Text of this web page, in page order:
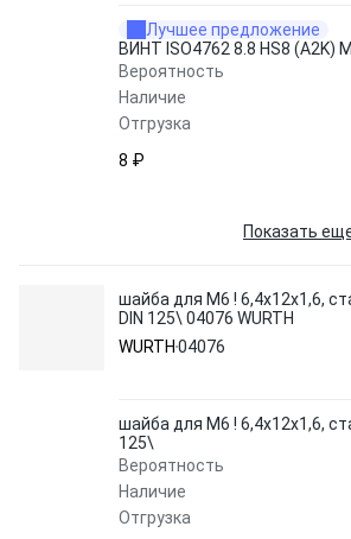
Лучшее предложение
ВИНТ ISO4762 8.8 HS8 (A2K)
Вероятность
Наличие
Отгрузка
8 ₽
Показать
шайба для M6 ! 6,4x12x1,6,
DIN 125\ 04076 WURTH
WURTH 04076
шайба для M6 ! 6,4x12x1,6,
125\
Вероятность
Наличие
Отгрузка